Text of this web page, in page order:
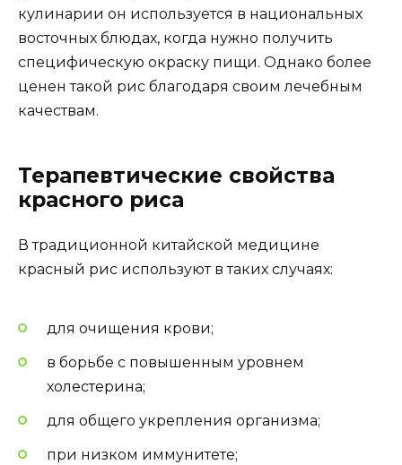
кулинарии он используется в национальных
восточных блюдах, когда нужно получить
специфическую окраску пищи. Однако более
ценен такой рис благодаря своим лечебным
качествам.
Терапевтические свойства
красного риса
В традиционной китайской медицине
красный рис используют в таких случаях:
для очищения крови;
в борьбе с повышенным уровнем
холестерина;
для общего укрепления организма;
при низком иммунитете;